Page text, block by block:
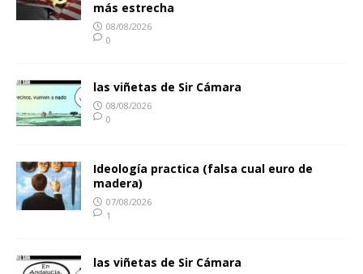
más estrecha
08/08/2026
0
las viñetas de Sir Cámara
08/08/2026
0
Ideología practica (falsa cual euro de
madera)
07/08/2026
1
las viñetas de Sir Cámara